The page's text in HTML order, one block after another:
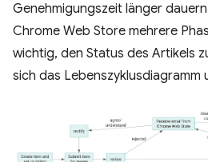
Genehmigungszeit länger
Chrome Web Store mehrere
wichtig, den Status des Artikels
sich das Lebenszyklusdiagramm